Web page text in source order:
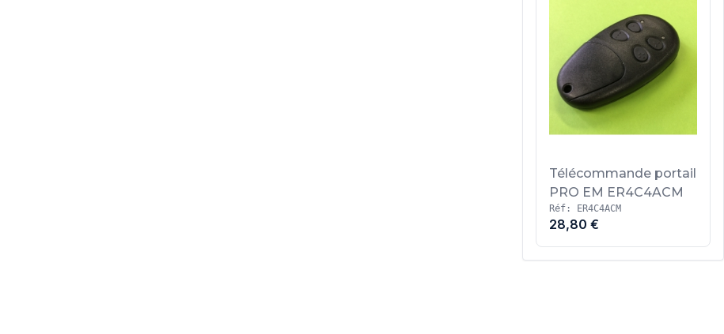
Télécommande portail
PRO EM ER4C4ACM
Réf: ER4C4ACM
28,80 €